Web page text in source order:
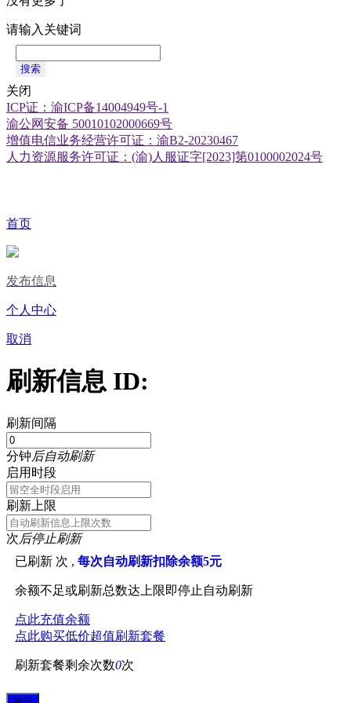
请输入关键词
搜索
关闭
ICP证：渝ICP备14004949号-1
渝公网安备 50010102000669号
增值电信业务经营许可证：渝B2-20230467
人力资源服务许可证：(渝)人服证字[2023]第0100002024号
首页
发布信息
个人中心
取消
刷新信息 ID:
刷新间隔
分钟后自动刷新
启用时段
刷新上限
次后停止刷新
已刷新 次 ,每次自动刷新扣除余额5元
余额不足或刷新总数达上限即停止自动刷新
点此充值余额
点此购买低价超值刷新套餐
刷新套餐剩余次数0次